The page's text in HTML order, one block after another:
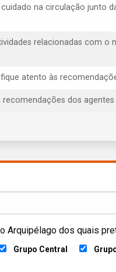
cuidado na circulação junto
relacionadas com
fique atento às
recomendações dos
Arquipélago dos quais
Grupo Central